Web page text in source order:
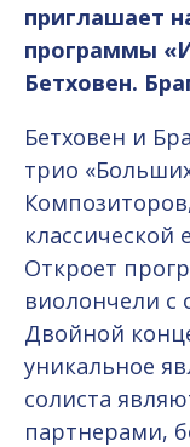
приглашает
программы
Бетховен.
Бетховен и
трио
классической
Откроет
виолончели с
Двойной
уникальное
солиста
партнерами,